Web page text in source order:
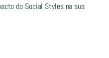
do Social Styles na sua